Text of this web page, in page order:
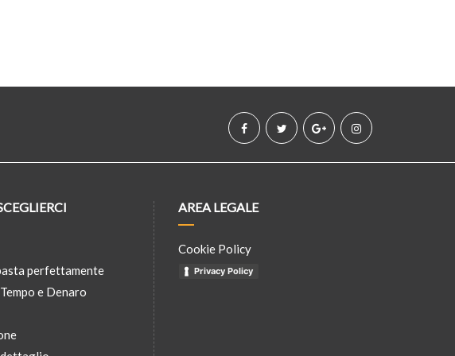
perfettamente
e Denaro
AREA LEGALE
Cookie Policy
Privacy Policy